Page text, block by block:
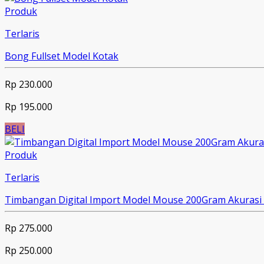
Produk
Terlaris
Bong Fullset Model Kotak
Rp 230.000
Rp 195.000
BELI
Produk
Terlaris
Timbangan Digital Import Model Mouse 200Gram Akurasi
Rp 275.000
Rp 250.000